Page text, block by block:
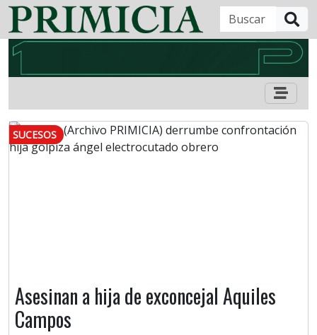
SUCESOS
Asesinan a hija de exconcejal Aquiles
Campos